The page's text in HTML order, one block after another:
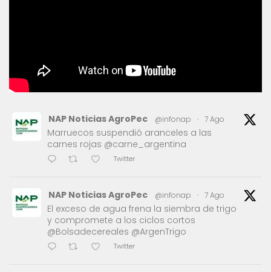
NAP Noticias AgroPec @infonap · 7 Ago
Marruecos suspendió aranceles a las
carnes rojas @carne_argentina
Twitter
NAP Noticias AgroPec @infonap · 7 Ago
El exceso de agua frena la siembra de trigo
y compromete a los ciclos cortos
@Bolsadecereales @ArgenTrigo
Twitter